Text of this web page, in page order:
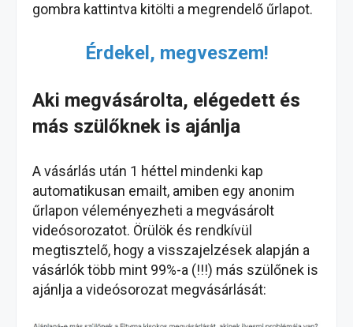
gombra kattintva kitölti a megrendelő űrlapot.
Érdekel, megveszem!
Aki megvásárolta, elégedett és
más szülőknek is ajánlja
A vásárlás után 1 héttel mindenki kap
automatikusan emailt, amiben egy anonim
űrlapon véleményezheti a megvásárolt
videósorozatot. Örülök és rendkívül
megtisztelő, hogy a visszajelzések alapján a
vásárlók több mint 99%-a (!!!) más szülőnek is
ajánlja a videósorozat megvásárlását: